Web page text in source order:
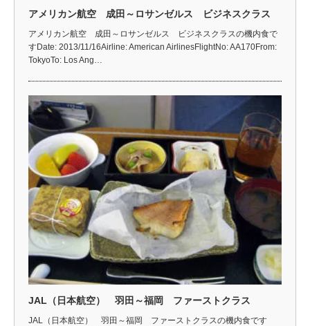
アメリカン航空 成田～ロサンゼルス ビジネスクラス
アメリカン航空 成田～ロサンゼルス ビジネスクラスの機内食で
すDate: 2013/11/16Airline: American AirlinesFlightNo: AA170From:
TokyoTo: Los Ang…
JAL（日本航空） 羽田～福岡 ファーストクラス
JAL（日本航空） 羽田～福岡 ファーストクラスの機内食です